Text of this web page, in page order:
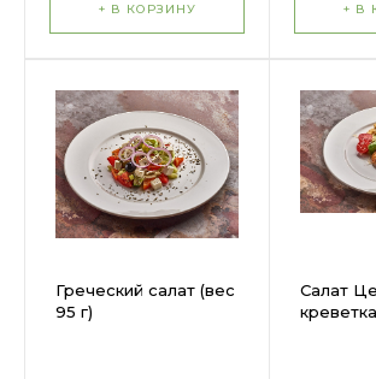
+ В КОРЗИНУ + В
Греческий салат (вес
95 г)
Салат